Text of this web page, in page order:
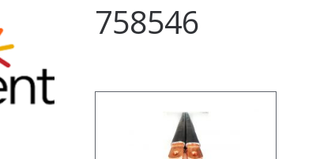
758546